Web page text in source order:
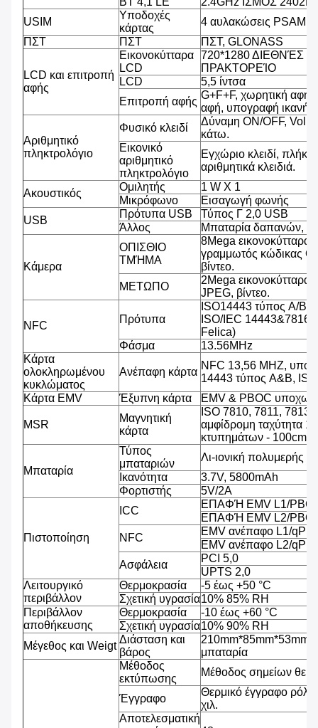
USIM
Υποδοχές
κάρτας
4 αυλακώσεις PSAM,
ΠΣΤ
ΠΣΤ ΠΣΤ, GLONASS
LCD και επιτροπή
αφής
Εικονοκύτταρα
LCD
720*1280 ΔΙΕΘΝΈΣ
ΠΡΑΚΤΟΡΕΊΟ
LCD
5,5 ίντσα
Επιτροπή αφής
G+F+F, χωρητική αφή
αφή, υπογραφή ικανή,
Αριθμητικό
πληκτρολόγιο
Φυσικό κλειδί
Δύναμη ON/OFF,
κάτω.
Εικονικό
αριθμητικό
πληκτρολόγιο
Εγχώριο κλειδί,
αριθμητικά κλειδιά.
Ακουστικός
Ομιλητής
1 W Χ 1
Μικρόφωνο
Εισαγωγή φωνής
USB
Πρότυπα USB
Τύπος Γ 2,0 USB
Άλλος
Μπαταρία δαπανών,
Κάμερα
ΟΠΙΣΘΙΟ
ΤΜΉΜΑ
8Mega εικονοκύτταρα,
γραμμωτός κώδικας
βίντεο.
ΜΕΤΩΠΟ
2Mega εικονοκύτταρα,
JPEG, βίντεο.
NFC
Πρότυπα
ISO14443 τύπος A/B
ISO/IEC 14443&7816,
Felica)
Φάσμα
13.56MHz
Κάρτα
ολοκληρωμένου
κυκλώματος
Ανέπαφη κάρτα
NFC 13,56 MHZ,
14443 τύπος A&B,
Κάρτα EMV
Έξυπνη κάρτα EMV & PBOC
MSR
Μαγνητική
κάρτα
ISO 7810, 7811, 7813
αμφίδρομη ταχύτητα
κτυπημάτων - 100cm/
Μπαταρία
Τύπος
μπαταριών
Λι-ιονική πολυμερής
Ικανότητα
3.7V, 5800mAh
Φορτιστής
5V/2A
Πιστοποίηση
ICC
ΕΠΑΦΉ EMV L1/
ΕΠΑΦΉ EMV L2/
NFC
EMV ανέπαφο L1/
EMV ανέπαφο L2/
Ασφάλεια
PCI 5,0
UPTS 2,0
Λειτουργικό
περιβάλλον
Θερμοκρασία
-5 έως +50 °C
Σχετική υγρασία10% 85% RH
Περιβάλλον
αποθήκευσης
Θερμοκρασία
-10 έως +60 °C
Σχετική υγρασία10% 90% RH
Μέγεθος και Weigt
Διάσταση και
βάρος
210mm*85mm*53mm,
μπαταρία
Μέθοδος
εκτύπωσης
Μέθοδος σημείων
Έγγραφο
Θερμικό έγγραφο
χιλ.
Αποτελεσματική